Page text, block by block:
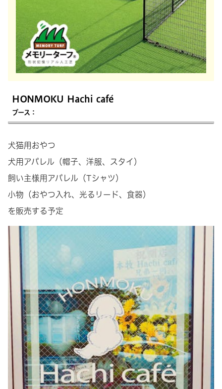
HONMOKU Hachi café
ブース：
犬猫用おやつ
犬用アパレル（帽子、洋服、スタイ）
飼い主様用アパレル（Tシャツ）
小物（おやつ入れ、光るリード、食器）
を販売する予定